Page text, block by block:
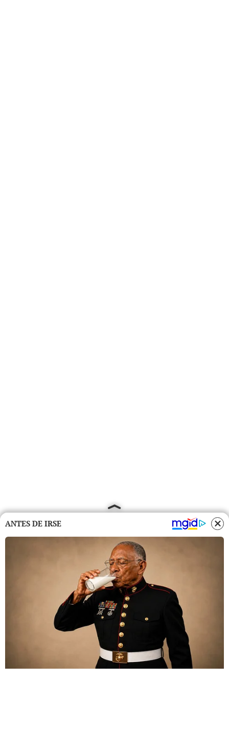
ANTES DE IRSE